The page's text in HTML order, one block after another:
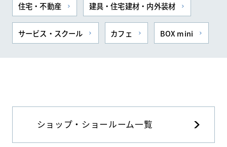
住宅・不動産 建具・住宅建材・内外装材
サービス・スクール カフェ BOX mini
ショップ・ショールーム一覧